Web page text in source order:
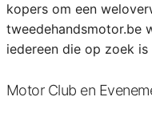
kopers om een
tweedehandsmotor.be
iedereen die op zoek is
Motor Club en